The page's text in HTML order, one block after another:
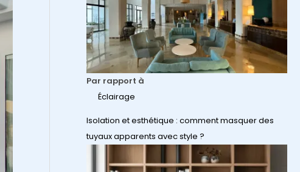
Par rapport à
Éclairage
Isolation et esthétique : comment masquer des
tuyaux apparents avec style ?